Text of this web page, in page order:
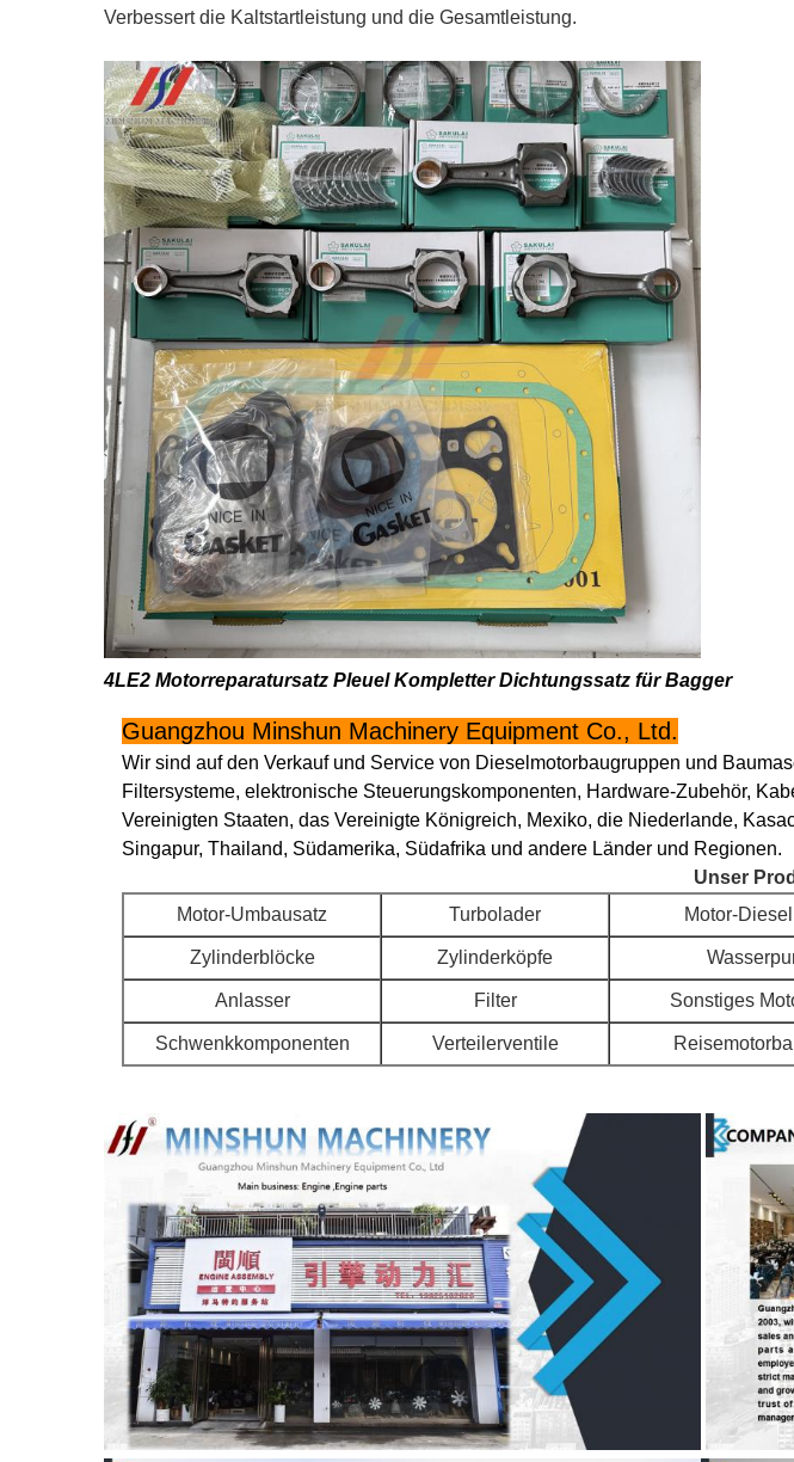
Verbessert die Kaltstartleistung und die Gesamtleistung.
4LE2 Motorreparatursatz Pleuel Kompletter Dichtungssatz für Bagger
Guangzhou Minshun Machinery Equipment Co., Ltd.
Wir sind auf den Verkauf und Service von Dieselmotorbaugruppen und
Filtersysteme, elektronische Steuerungskomponenten, Hardware-Zubehör,
Vereinigten Staaten, das Vereinigte Königreich, Mexiko, die Niederlande,
Singapur, Thailand, Südamerika, Südafrika und andere Länder und Regionen.
Unser
Motor-Umbausatz
Turbolader Motor-
Zylinderblöcke Zylinderköpfe
Anlasser Filter Sonstiges
Schwenkkomponenten Verteilerventile